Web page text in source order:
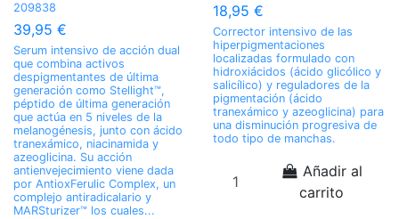
209838
39,95 €
Serum intensivo de acción dual
que combina activos
despigmentantes de última
generación como Stellight™,
péptido de última generación
que actúa en 5 niveles de la
melanogénesis, junto con ácido
tranexámico, niacinamida y
azeoglicina. Su acción
antienvejecimiento viene dada
por AntioxFerulic Complex, un
complejo antiradicalario y
MARSturizer™ los cuales...
18,95 €
Corrector intensivo de las
hiperpigmentaciones
localizadas formulado con
hidroxiácidos (ácido glicólico y
salicílico) y reguladores de la
pigmentación (ácido
tranexámico y azeoglicina) para
una disminución progresiva de
todo tipo de manchas.
Añadir al
carrito